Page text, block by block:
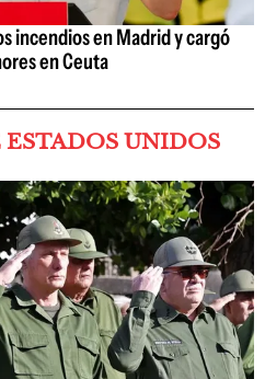
incendios en Madrid y cargó
en Ceuta
UNIDOS